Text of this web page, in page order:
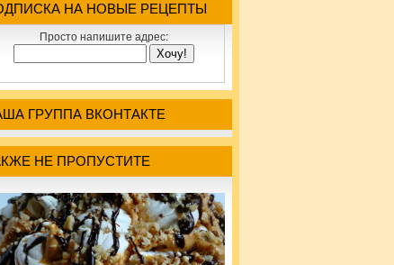
НА НОВЫЕ РЕЦЕПТЫ
Просто напишите адрес:
ГРУППА ВКОНТАКТЕ
НЕ ПРОПУСТИТЕ